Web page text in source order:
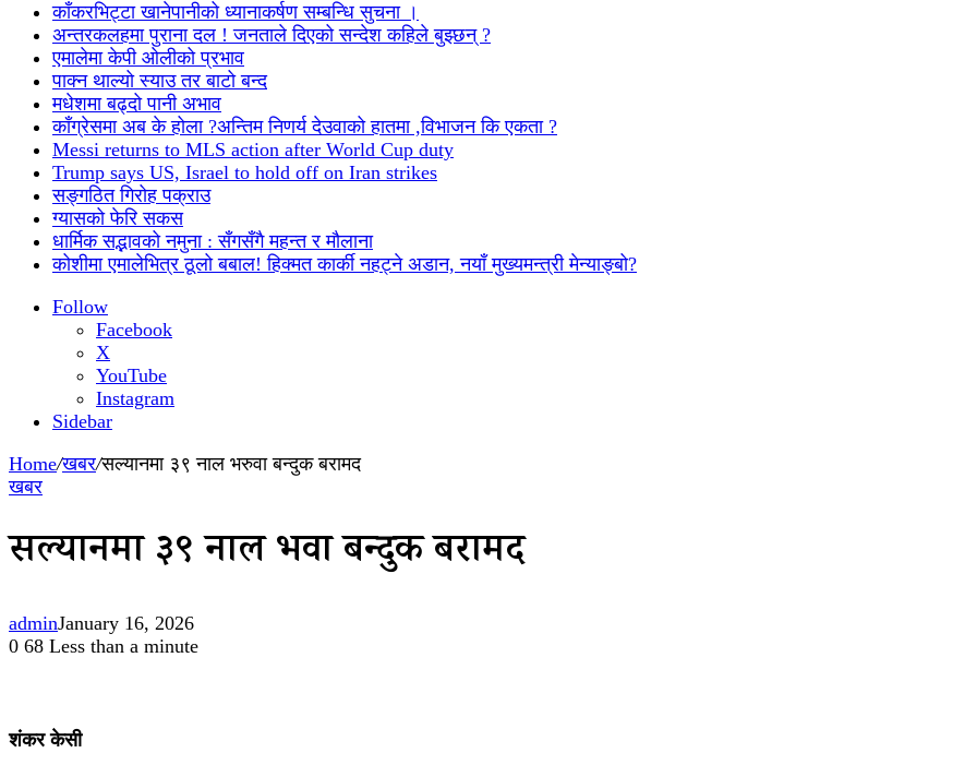
काँकरभिट्टा खानेपानीको ध्यानाकर्षण सम्बन्धि सुचना ।
अन्तरकलहमा पुराना दल ! जनताले दिएको सन्देश कहिले बुझ्छन् ?
एमालेमा केपी ओलीको प्रभाव
पाक्न थाल्यो स्याउ तर बाटो बन्द
मधेशमा बढ्दो पानी अभाव
काँग्रेसमा अब के होला ?अन्तिम निणर्य देउवाको हातमा ,विभाजन कि एकता ?
Messi returns to MLS action after World Cup duty
Trump says US, Israel to hold off on Iran strikes
सङ्गठित गिरोह पक्राउ
ग्यासको फेरि सकस
धार्मिक सद्भावको नमुना : सँगसँगै महन्त र मौलाना
कोशीमा एमालेभित्र ठूलो बबाल! हिक्मत कार्की नहट्ने अडान, नयाँ मुख्यमन्त्री मेन्याङ्बो?
Follow
Facebook
X
YouTube
Instagram
Sidebar
Home/खबर/सल्यानमा ३९ नाल भरुवा बन्दुक बरामद
खबर
सल्यानमा ३९ नाल भरुवा बन्दुक बरामद
adminJanuary 16, 2026
0 68 Less than a minute
शंकर केसी